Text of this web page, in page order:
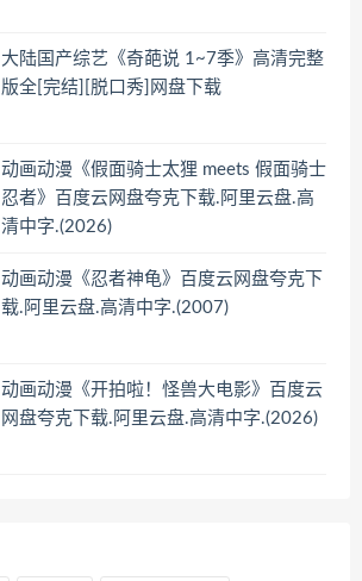
大陆国产综艺《奇葩说 1~7季》高清完整
版全[完结][脱口秀]网盘下载
动画动漫《假面骑士太狸 meets 假面骑士
忍者》百度云网盘夸克下载.阿里云盘.高
清中字.(2026)
动画动漫《忍者神龟》百度云网盘夸克下
载.阿里云盘.高清中字.(2007)
动画动漫《开拍啦！怪兽大电影》百度云
网盘夸克下载.阿里云盘.高清中字.(2026)